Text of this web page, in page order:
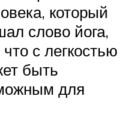
который
слово йога,
с легкостью
быть
для